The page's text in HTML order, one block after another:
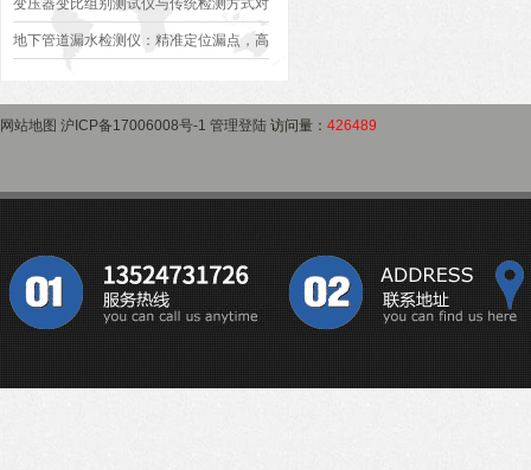
变压器变比组别测试仪与传统检测方式对
比：精度、速度与安全性深度分析
地下管道漏水检测仪：精准定位漏点，高
网站地图 沪ICP备17006008号-1 管理登陆 访问量： 426489